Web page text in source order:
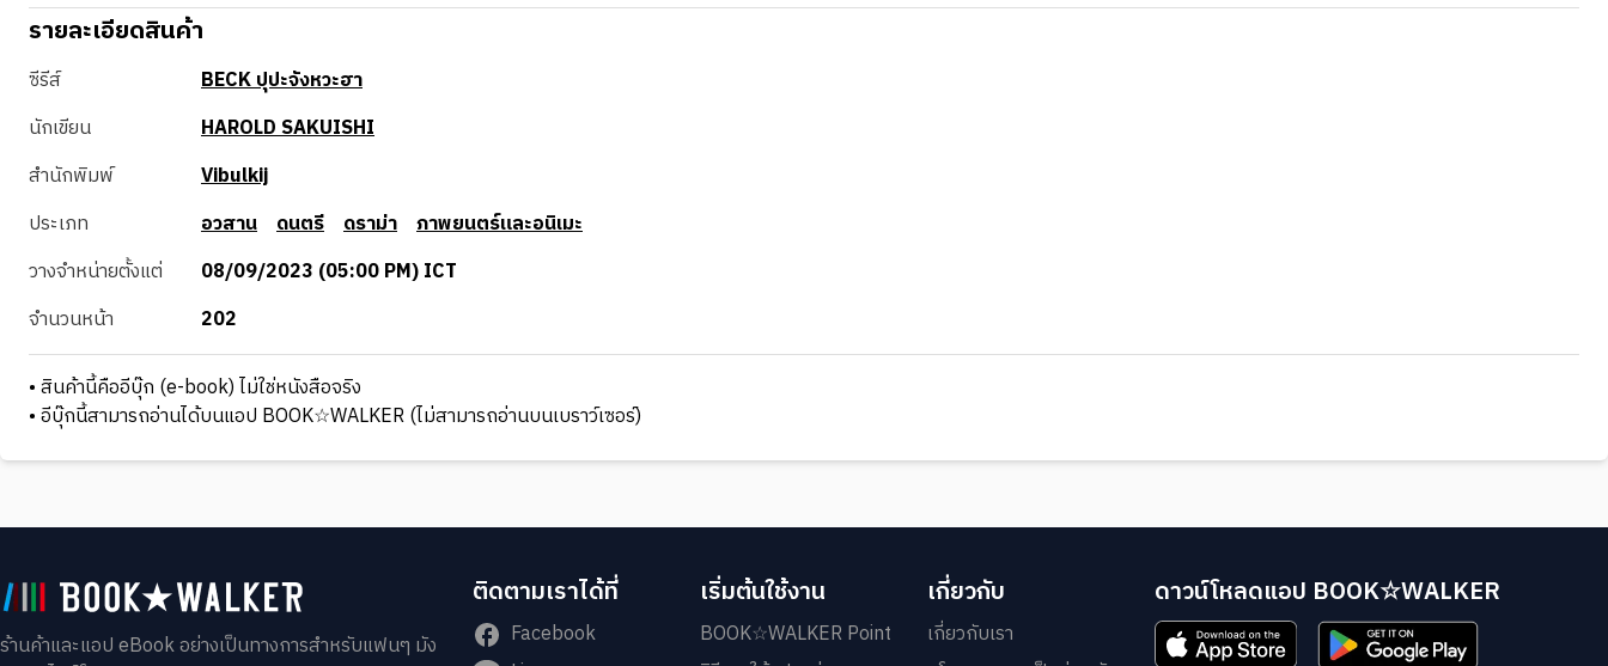
รายละเอียดสินค้า
ซีรีส์
BECK ปุปะจังหวะฮา
นักเขียน
HAROLD SAKUISHI
สำนักพิมพ์
Vibulkij
ประเภท
อวสาน ดนตรี ดราม่า ภาพยนตร์และอนิเมะ
วางจำหน่ายตั้งแต่
08/09/2023 (05:00 PM) ICT
จำนวนหน้า
202
• สินค้านี้คืออีบุ๊ก (e-book) ไม่ใช่หนังสือจริง
• อีบุ๊กนี้สามารถอ่านได้บนแอป BOOK☆WALKER (ไม่สามารถอ่านบนเบราว์เซอร์)
ร้านค้าและแอป eBook อย่างเป็นทางการสำหรับแฟนๆ มัง
ติดตามเราได้ที่
Facebook
เริ่มต้นใช้งาน
BOOK☆WALKER Point
เกี่ยวกับ
เกี่ยวกับเรา
ดาวน์โหลดแอป BOOK☆WALKER